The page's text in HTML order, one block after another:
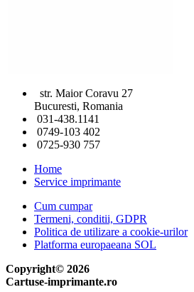
str. Maior Coravu 27
Bucuresti, Romania
031-438.1141
0749-103 402
0725-930 757
Home
Service imprimante
Cum cumpar
Termeni, conditii, GDPR
Politica de utilizare a cookie-urilor
Platforma europaeana SOL
Copyright© 2026
Cartuse-imprimante.ro